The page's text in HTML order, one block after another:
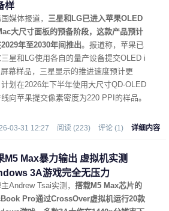
样
媒体报道， 三星和LG已进入苹果OLED
大尺寸面板的预备阶段，这款产品预计
年至2030年间推出。报道称，苹果已
星和LG使用各自的量产设备提交OLED i
幕样品，三星显示的推进速度预计更
划在2026年下半年使用大尺寸QD-OLED
向苹果提交像素密度为220 PPI的样品。
03-31 12:27 阅读 (223) 评论 (1) 详细内容
M5 Max暴力输出 虚拟机实测
3A游戏完全无压力
Andrew Tsai实测， 搭载M5 Max芯片的
Pro通过CrossOver虚拟机运行20款